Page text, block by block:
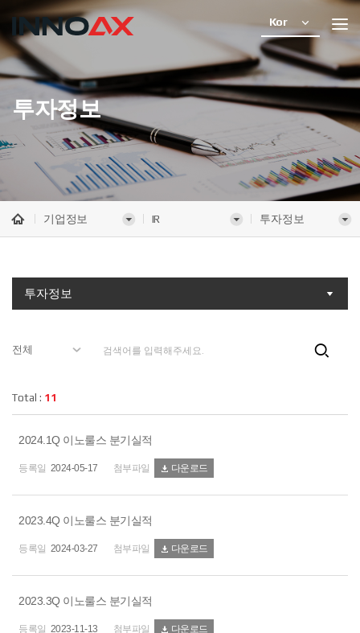
Kor
투자정보
기업정보 IR 투자정보
투자정보
Total : 11
2024.1Q 이노룰스 분기실적
2024-05-17 다운로드
2023.4Q 이노룰스 분기실적
2024-03-27 다운로드
2023.3Q 이노룰스 분기실적
2023-11-13 다운로드